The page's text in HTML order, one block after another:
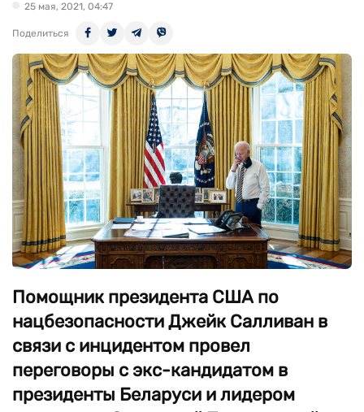
25 мая, 2021, 04:47
Поделиться
Помощник президента США по
нацбезопасности Джейк Салливан в
связи с инцидентом провел
переговоры с экс-кандидатом в
президенты Беларуси и лидером